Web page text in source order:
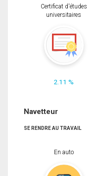
Certificat d'études
universitaires
2.11 %
Navetteur
SE RENDRE AU TRAVAIL
En auto